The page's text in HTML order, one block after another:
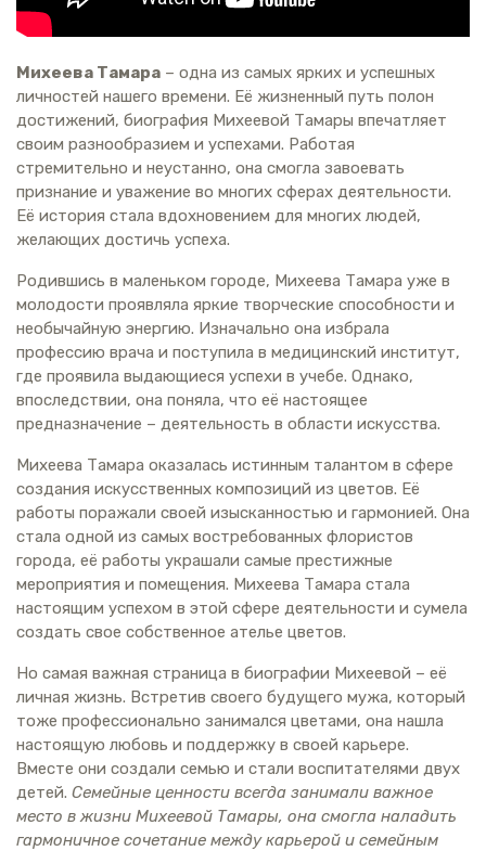
Михеева Тамара – одна из самых ярких и успешных
личностей нашего времени. Её жизненный путь полон
достижений, биография Михеевой Тамары впечатляет
своим разнообразием и успехами. Работая
стремительно и неустанно, она смогла завоевать
признание и уважение во многих сферах деятельности.
Её история стала вдохновением для многих людей,
желающих достичь успеха.
Родившись в маленьком городе, Михеева Тамара уже в
молодости проявляла яркие творческие способности и
необычайную энергию. Изначально она избрала
профессию врача и поступила в медицинский институт,
где проявила выдающиеся успехи в учебе. Однако,
впоследствии, она поняла, что её настоящее
предназначение – деятельность в области искусства.
Михеева Тамара оказалась истинным талантом в сфере
создания искусственных композиций из цветов. Её
работы поражали своей изысканностью и гармонией. Она
стала одной из самых востребованных флористов
города, её работы украшали самые престижные
мероприятия и помещения. Михеева Тамара стала
настоящим успехом в этой сфере деятельности и сумела
создать свое собственное ателье цветов.
Но самая важная страница в биографии Михеевой – её
личная жизнь. Встретив своего будущего мужа, который
тоже профессионально занимался цветами, она нашла
настоящую любовь и поддержку в своей карьере.
Вместе они создали семью и стали воспитателями двух
детей. Семейные ценности всегда занимали важное
место в жизни Михеевой Тамары, она смогла наладить
гармоничное сочетание между карьерой и семейным